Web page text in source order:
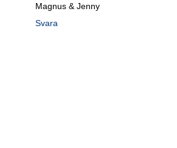
Magnus & Jenny
Svara